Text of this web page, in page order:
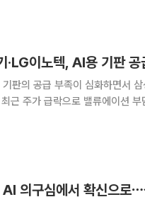
60만4000원에 거래되고
판의 공급 부족이 심화하면서
근 주가 급락으로 밸류에이션
있다”며 “최근 반복된 급격한
의구심에서 확신으로⋯